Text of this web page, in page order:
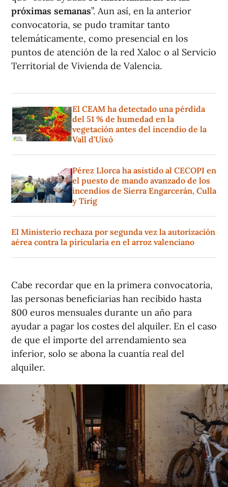
próximas semanas”. Aun así, en la anterior
convocatoria, se pudo tramitar tanto
telemáticamente, como presencial en los
puntos de atención de la red Xaloc o al Servicio
Territorial de Vivienda de Valencia.
El CEAM ha detectado una pérdida
del 51 % de humedad en la
vegetación antes del incendio de la
Vall d'Uixó
Pérez Llorca ha asistido al CECOPI en
el puesto de mando avanzado de los
incendios de Sierra Engarcerán, Culla
y Tirig
El Ministerio rechaza por segunda vez la autorización
aérea contra la piricularia en el arroz valenciano
Cabe recordar que en la primera convocatoria,
las personas beneficiarias han recibido hasta
800 euros mensuales durante un año para
ayudar a pagar los costes del alquiler. En el caso
de que el importe del arrendamiento sea
inferior, solo se abona la cuantía real del
alquiler.